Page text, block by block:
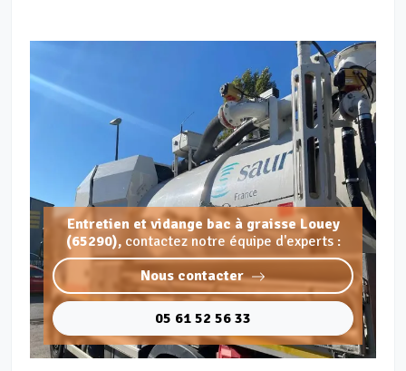
Entretien et vidange bac à graisse Louey
(65290), contactez notre équipe d'experts :
Nous contacter
05 61 52 56 33